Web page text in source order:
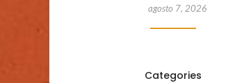
agosto 7, 2026
Categories